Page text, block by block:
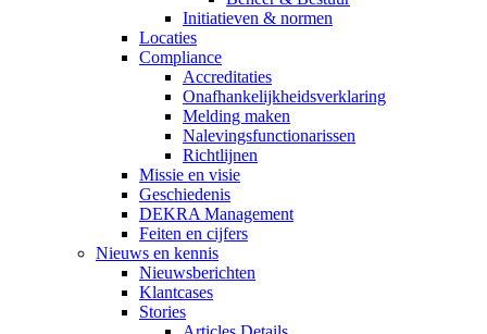
Initiatieven & normen
Locaties
Compliance
Accreditaties
Onafhankelijkheidsverklaring
Melding maken
Nalevingsfunctionarissen
Richtlijnen
Missie en visie
Geschiedenis
DEKRA Management
Feiten en cijfers
Nieuws en kennis
Nieuwsberichten
Klantcases
Stories